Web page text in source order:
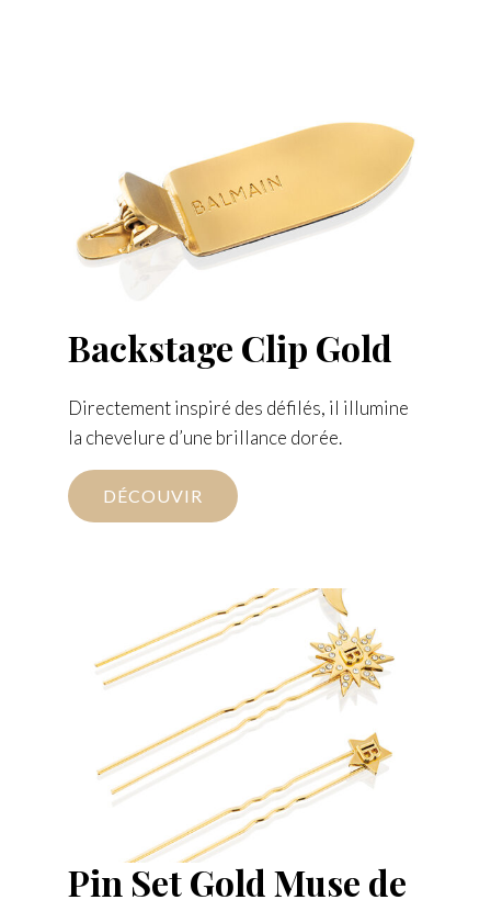
Backstage Clip Gold
Directement inspiré des défilés, il illumine
la chevelure d’une brillance dorée.
DÉCOUVIR
Pin Set Gold Muse de